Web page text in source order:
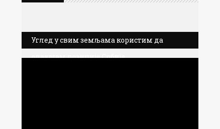
Углед у свим земљама користим да
олакшам позиције Србије